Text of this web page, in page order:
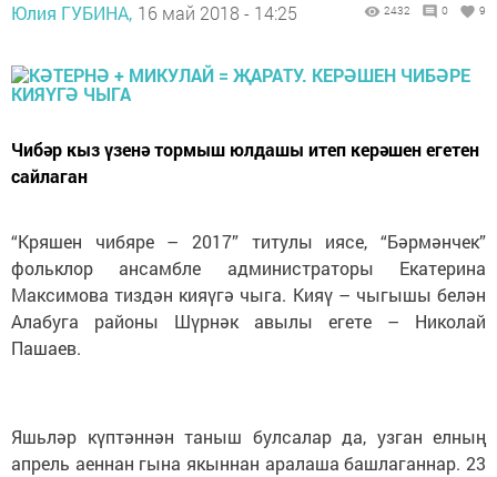
Юлия ГУБИНА, 16 май 2018 - 14:25 2432 0 9
Чибәр кыз үзенә тормыш юлдашы итеп керәшен егетен
сайлаган
“Кряшен чибяре – 2017” титулы иясе, “Бәрмәнчек”
фольклор ансамбле администраторы Екатерина
Максимова тиздән кияүгә чыга. Кияү – чыгышы белән
Алабуга районы Шүрнәк авылы егете – Николай
Пашаев.
Яшьләр күптәннән таныш булсалар да, узган елның
апрель аеннан гына якыннан аралаша башлаганнар. 23